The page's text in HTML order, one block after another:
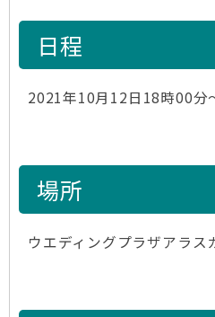
日程
2021年10月12日18時00分
場所
ウエディングプラザアラス